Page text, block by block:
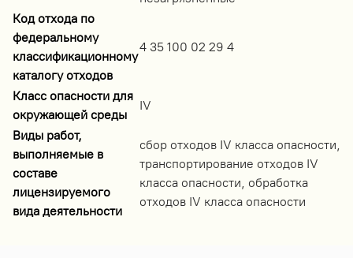
Код отхода по
федеральному
классификационному
каталогу отходов
4 35 100 02 29 4
Класс опасности для
окружающей среды
IV
Виды работ,
выполняемые в
составе
лицензируемого
вида деятельности
сбор отходов IV класса опасности,
транспортирование отходов IV
класса опасности, обработка
отходов IV класса опасности